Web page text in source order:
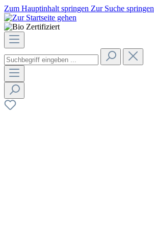
Zum Hauptinhalt springen Zur Suche springen